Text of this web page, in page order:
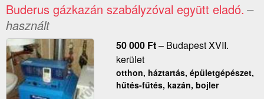
Buderus gázkazán szabályzóval együtt eladó. –
használt
50 000 Ft– Budapest XVII.
kerület
otthon, háztartás, épületgépészet,
hűtés-fűtés, kazán, bojler